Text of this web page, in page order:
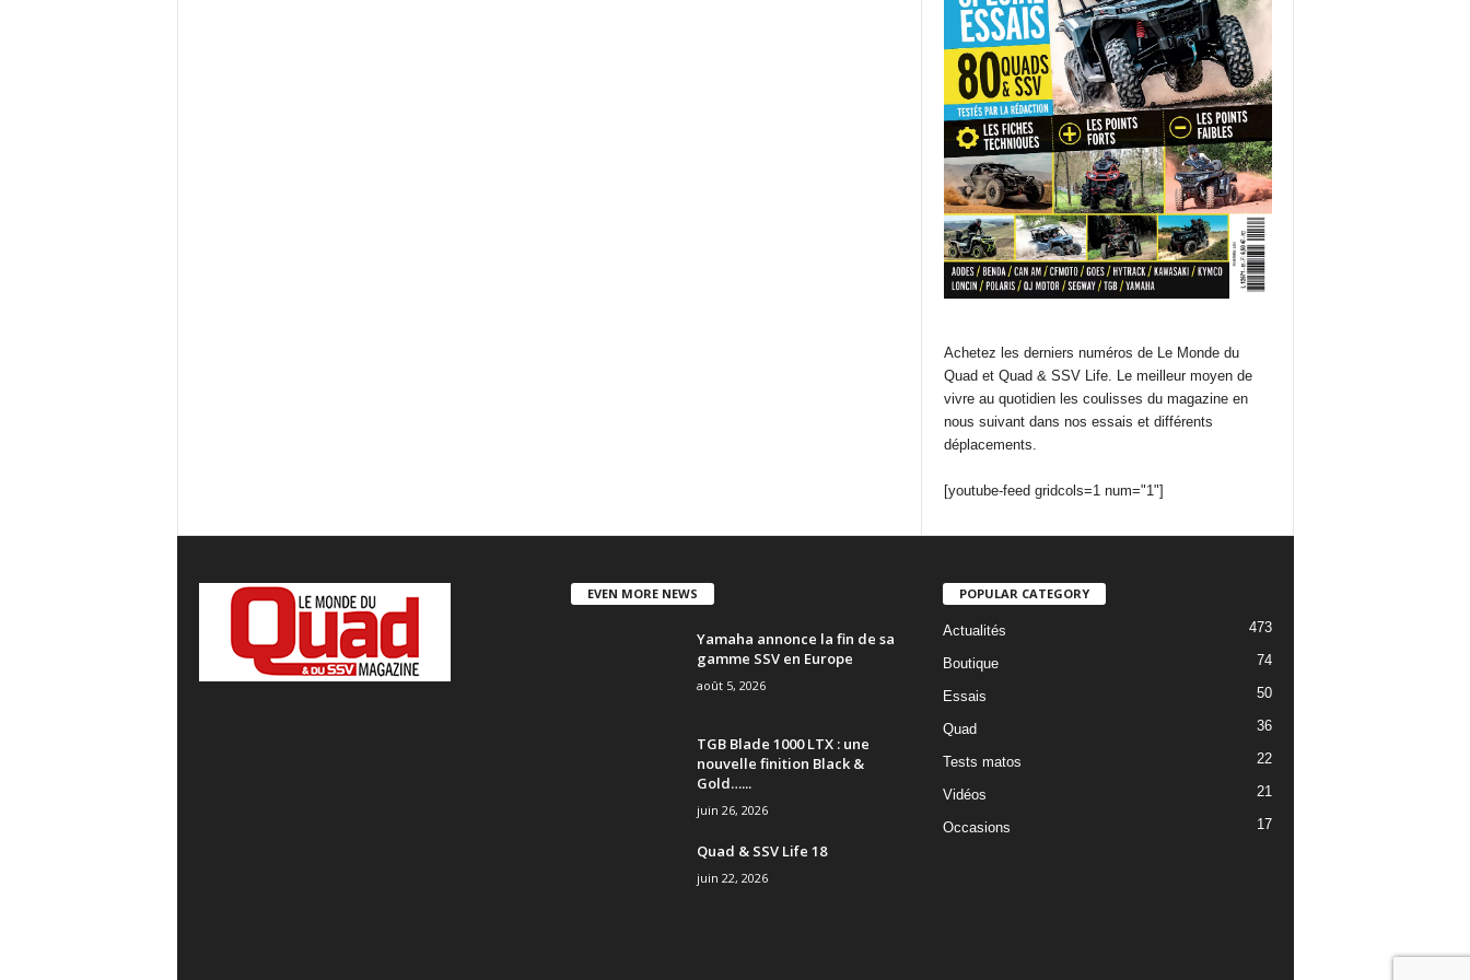
Achetez les derniers numéros de Le Monde du
Quad et Quad & SSV Life. Le meilleur moyen de
vivre au quotidien les coulisses du magazine en
nous suivant dans nos essais et différents
déplacements.
[youtube-feed gridcols=1 num="1"]
EVEN MORE NEWS
Yamaha annonce la fin de sa
gamme SSV en Europe
août 5, 2026
TGB Blade 1000 LTX : une
nouvelle finition Black &
Gold…...
juin 26, 2026
Quad & SSV Life 18
juin 22, 2026
POPULAR CATEGORY
Actualités 473
Boutique 74
Essais 50
Quad 36
Tests matos 22
Vidéos 21
Occasions 17